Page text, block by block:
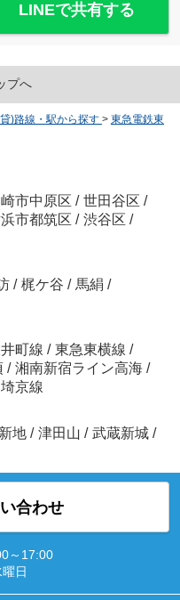
LINEで共有する
プへ
)路線・駅から探す > 東急電鉄東
崎市中原区 / 世田谷区 /
市都筑区 / 渋谷区 /
/ 梶ケ谷 / 馬絹 /
町線 / 東急東横線 /
/ 湘南新宿ライン高海 /
埼京線
地 / 津田山 / 武蔵新城 /
合わせ
～17:00
日